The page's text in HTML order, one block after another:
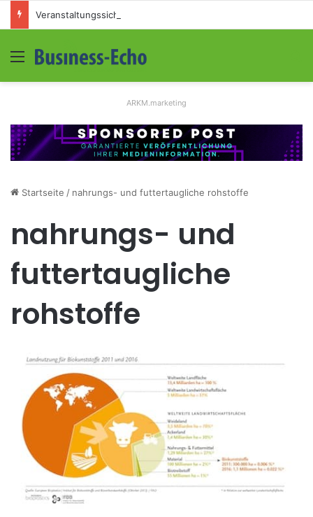
Menü
ARKM.marketing
Startseite / nahrungs- und futtertaugliche rohstoffe
nahrungs- und
futtertaugliche
rohstoffe